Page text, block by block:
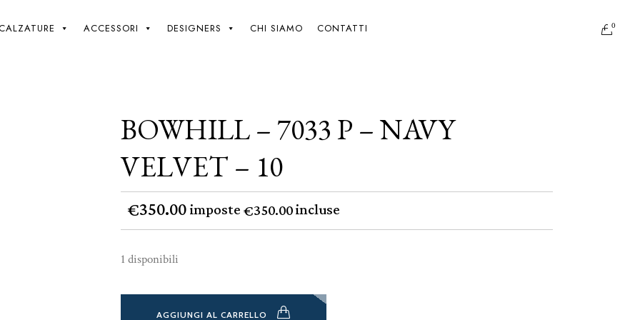
ACCESSORI DESIGNERS CHI SIAMO CONTATTI 0
Bowhill – 7033 P – Navy Velvet – 10
BOWHILL – 7033 P – NAVY
VELVET – 10
€350.00imposte€350.00incluse
1 disponibili
AGGIUNGI AL CARRELLO